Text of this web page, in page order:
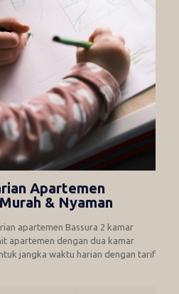
Apartemen
& Nyaman
apartemen Bassura 2 kamar
apartemen dengan dua kamar
jangka waktu harian dengan tarif